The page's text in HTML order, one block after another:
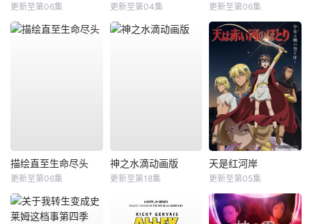
更新至第06集 更新至第04集 更新至第06集
描绘直至生命尽头
更新至第06集
神之水滴动画版
更新至第18集
天是红河岸
更新至第05集